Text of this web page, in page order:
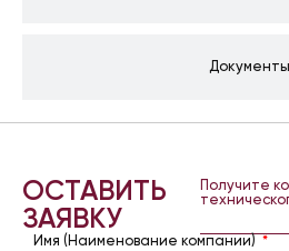
Документы
ОСТАВИТЬ
ЗАЯВКУ
Получите
Имя (Наименование компании)